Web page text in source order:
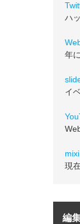
ハ
年
イ
現
編